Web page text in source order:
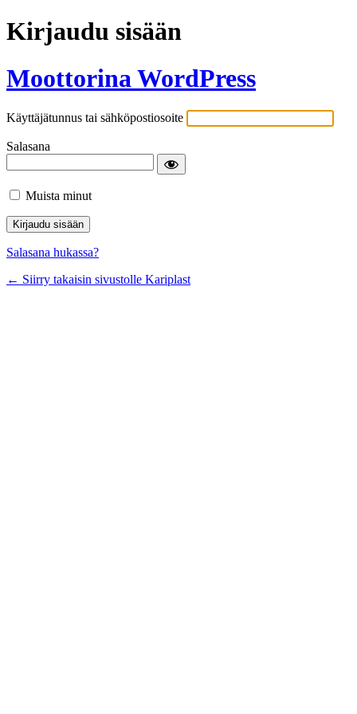
Kirjaudu sisään
Moottorina WordPress
Käyttäjätunnus tai sähköpostiosoite
Salasana
Muista minut
Salasana hukassa?
← Siirry takaisin sivustolle Kariplast